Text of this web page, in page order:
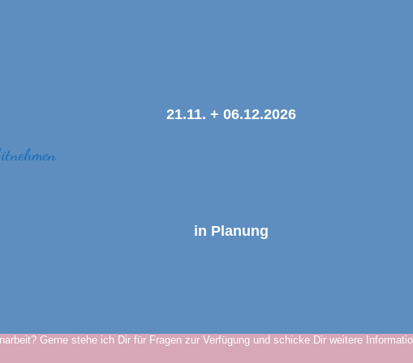
21.11. + 06.12.2026
in Planung
Gerne stehe ich Dir für Fragen zur Verfügung und schicke Dir weitere